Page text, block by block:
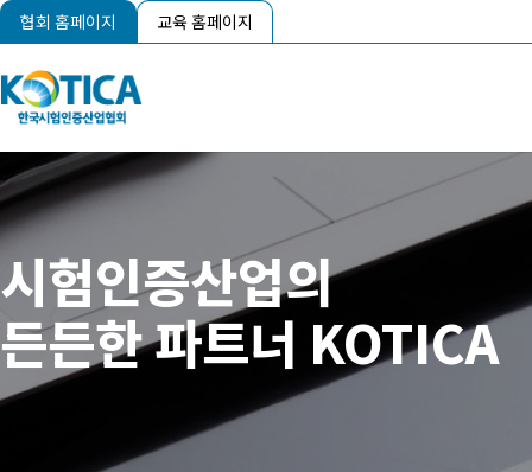
협회 홈페이지 교육 홈페이지
시험인증산업의
든든한 파트너 KOTICA